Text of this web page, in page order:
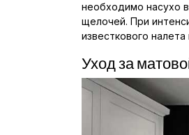
необходимо насухо
щелочей. При
известкового
Уход за